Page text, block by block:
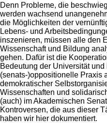
Denn Probleme, die
werden wachsend
die Möglichkeiten der
Lebens- und
inszenieren, müssen alle den
Wissenschaft und Bildung
gehen. Dafür ist die
Bedeutung der Universität
(senats-)oppositionelle Praxis
demokratischer
Wissenschaften und
(auch) im Akademischen
Kontroversen, die aus dieser
haben wir hier dokumentiert.